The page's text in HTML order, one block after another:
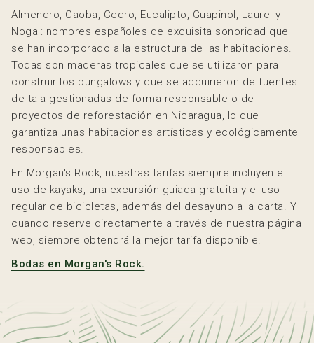
anterior
Almendro, Caoba, Cedro, Eucalipto, Guapinol, Laurel y
Nogal: nombres españoles de exquisita sonoridad que
se han incorporado a la estructura de las habitaciones.
Todas son maderas tropicales que se utilizaron para
construir los bungalows y que se adquirieron de fuentes
de tala gestionadas de forma responsable o de
proyectos de reforestación en Nicaragua, lo que
garantiza unas habitaciones artísticas y ecológicamente
responsables.
En Morgan's Rock, nuestras tarifas siempre incluyen el
uso de kayaks, una excursión guiada gratuita y el uso
regular de bicicletas, además del desayuno a la carta. Y
cuando reserve directamente a través de nuestra página
web, siempre obtendrá la mejor tarifa disponible.
Bodas en Morgan's Rock.